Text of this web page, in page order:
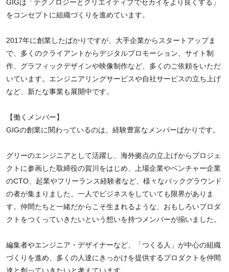
GIGは「テクノロジーとクリエイティブでセカイをより良くする」
をコンセプトに組織づくりを進めています。
2017年に創業したばかりですが、大手企業からスタートアップま
で、多くのクライアントからデジタルプロモーション、サイト制
作、グラフィックデザインや映像制作など、多くのご依頼をいただ
いています。エンジニアリングサービスや自社サービスの立ち上げ
など、新たな事業も展開中です。
【働くメンバー】
GIGの創業に関わっているのは、経験豊富なメンバーばかりです。
グリーのエンジニアとして活躍し、海外拠点の立上げからプロジェ
クトに参画した取締役の賀川をはじめ、上場企業やベンチャー企業
のCTO、起業やフリーランス経験者など、様々なバックグラウンド
の者が集まりました。一人でビジネスをしていても限界がありま
す。仲間たちと一緒だからこそ生まれるような、おもしろいプロダ
クトをつくっていきたいという想いを持つメンバーが揃いました。
編集者やエンジニア・デザイナーなど、「つくる人」が中心の組織
づくりを進め、多くの人達にきっかけを提供するプロダクトを仲間
達と創っていきたいと考えています。